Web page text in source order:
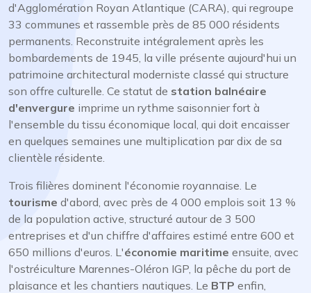
d'Agglomération Royan Atlantique (CARA), qui regroupe
33 communes et rassemble près de 85 000 résidents
permanents. Reconstruite intégralement après les
bombardements de 1945, la ville présente aujourd'hui un
patrimoine architectural moderniste classé qui structure
son offre culturelle. Ce statut de station balnéaire
d'envergure imprime un rythme saisonnier fort à
l'ensemble du tissu économique local, qui doit encaisser
en quelques semaines une multiplication par dix de sa
clientèle résidente.
Trois filières dominent l'économie royannaise. Le
tourisme d'abord, avec près de 4 000 emplois soit 13 %
de la population active, structuré autour de 3 500
entreprises et d'un chiffre d'affaires estimé entre 600 et
650 millions d'euros. L'économie maritime ensuite, avec
l'ostréiculture Marennes-Oléron IGP, la pêche du port de
plaisance et les chantiers nautiques. Le BTP enfin,